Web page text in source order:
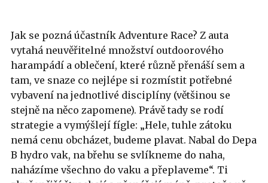
Jak se pozná účastník Adventure Race? Z auta
vytahá neuvěřitelné množství outdoorového
harampádí a oblečení, které různě přenáší sem a
tam, ve snaze co nejlépe si rozmístit potřebné
vybavení na jednotlivé disciplíny (většinou se
stejně na něco zapomene). Právě tady se rodí
strategie a vymýšlejí fígle: „Hele, tuhle zátoku
nemá cenu obcházet, budeme plavat. Nabal do Depa
B hydro vak, na břehu se svlíkneme do naha,
naházíme všechno do vaku a přeplaveme“. Ti